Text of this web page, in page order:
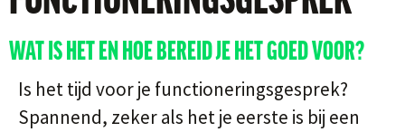
WAT IS HET EN HOE BEREID JE HET GOED VOOR?
Is het tijd voor je functioneringsgesprek?
Spannend, zeker als het je eerste is bij een